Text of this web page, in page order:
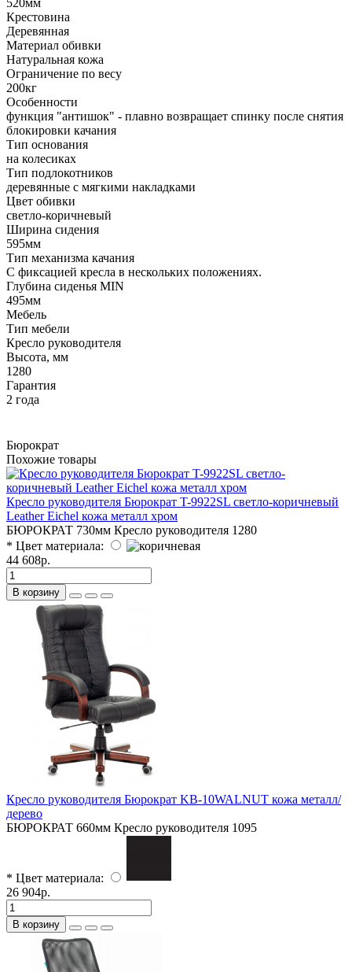
Крестовина
Деревянная
Материал обивки
Натуральная кожа
Ограничение по весу
200кг
Особенности
функция "антишок" - плавно возвращает спинку после снятия
блокировки качания
Тип основания
на колесиках
Тип подлокотников
деревянные с мягкими накладками
Цвет обивки
светло-коричневый
Ширина сидения
595мм
Тип механизма качания
С фиксацией кресла в нескольких положениях.
Глубина сиденья MIN
495мм
Мебель
Тип мебели
Кресло руководителя
Высота, мм
1280
Гарантия
2 года
Бюрократ
Похожие товары
Кресло руководителя Бюрократ T-9922SL светло-коричневый
Leather Eichel кожа металл хром
БЮРОКРАТ 730мм Кресло руководителя 1280
* Цвет материала:
44 608р.
В корзину
Кресло руководителя Бюрократ KB-10WALNUT кожа металл/
дерево
БЮРОКРАТ 660мм Кресло руководителя 1095
* Цвет материала:
26 904р.
В корзину